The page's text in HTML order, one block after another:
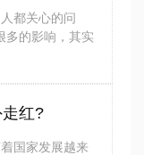
都关心的问
多的影响，其实
红?
国家发展越来